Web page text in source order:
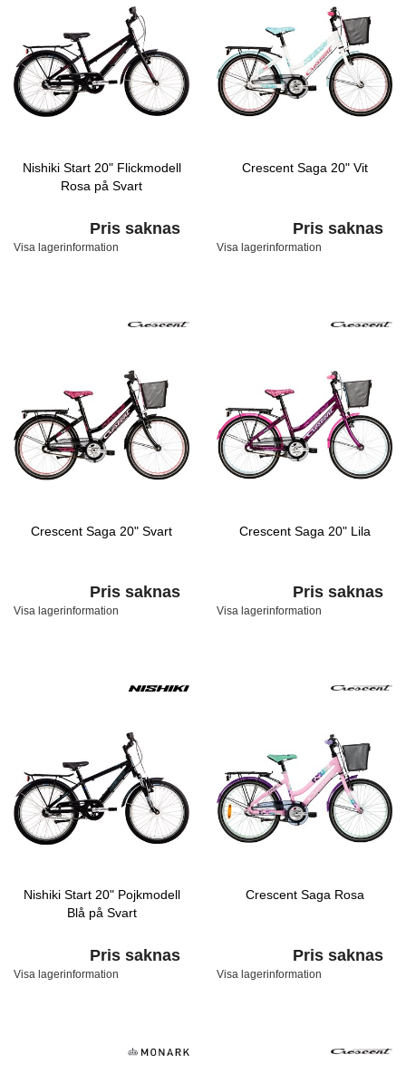
Nishiki Start 20" Flickmodell
Rosa på Svart
Pris saknas
Visa lagerinformation
Crescent Saga 20" Vit
Pris saknas
Visa lagerinformation
Crescent Saga 20" Svart
Pris saknas
Visa lagerinformation
Crescent Saga 20" Lila
Pris saknas
Visa lagerinformation
Nishiki Start 20" Pojkmodell
Blå på Svart
Pris saknas
Visa lagerinformation
Crescent Saga Rosa
Pris saknas
Visa lagerinformation